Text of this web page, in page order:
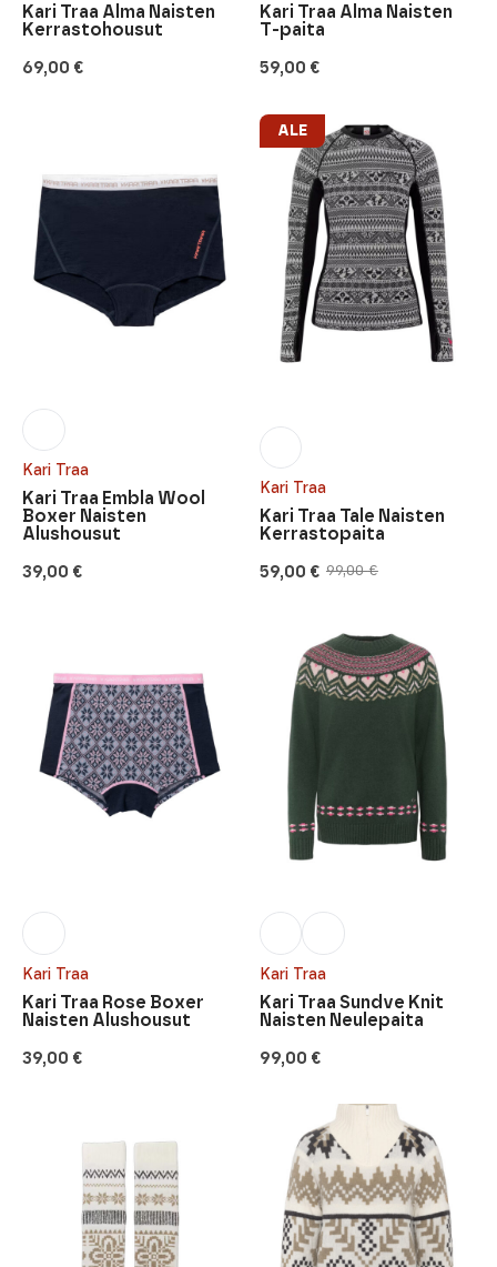
69,00 €
Kari Traa Alma Naisten
Kerrastohousut
59,00 €
Kari Traa Alma Naisten
T-paita
Kari Traa
39,00 €
Kari Traa Embla Wool
Boxer Naisten
Alushousut
Kari Traa
99,00€
Alkuperäinen
59,00 €
Nykyinen
ALE
Kari Traa Tale Naisten
Kerrastopaita
Kari Traa
39,00 €
Kari Traa Rose Boxer
Naisten Alushousut
Kari Traa
99,00 €
Kari Traa Sundve Knit
Naisten Neulepaita